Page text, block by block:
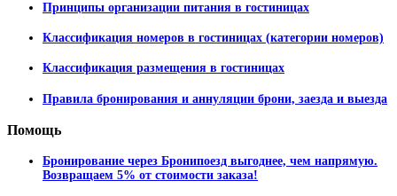
Принципы организации питания в гостиницах
Классификация номеров в гостиницах (категории номеров)
Классификация размещения в гостиницах
Правила бронирования и аннуляции брони, заезда и выезда
Помощь
Бронирование через Бронипоезд выгоднее, чем напрямую.
Возвращаем 5% от стоимости заказа!